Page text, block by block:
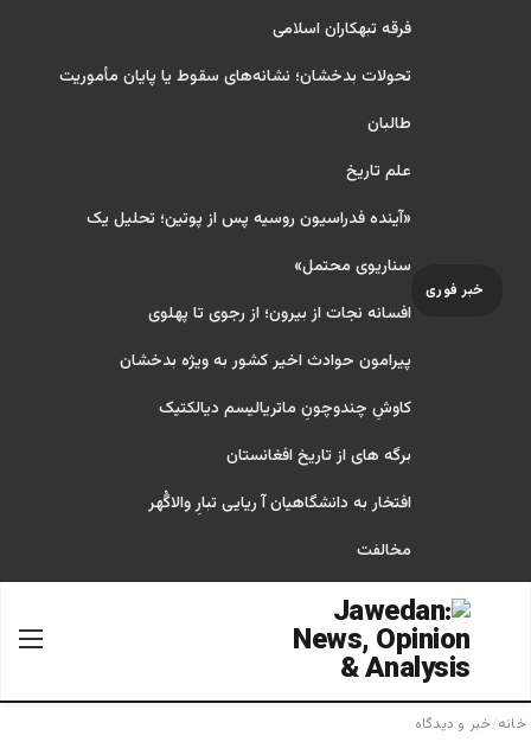
خبر فوری
فرقه تبهکاران اسلامی
تحولات بدخشان؛ نشانه‌های سقوط یا پایان مأموریت
طالبان
علم تاریخ
«آینده فدراسیون روسیه پس از پوتین؛ تحلیل یک
سناریوی محتمل»
افسانه نجات از بیرون؛ از رجوی تا پهلوی
پیرامون حوادث اخیر کشور به ویژه بدخشان
کاوشِ چندو‌چونِ ماتریالیسم دیالکتیک
برگه های از تاریخ افغانستان
افتخار به دانشگاهیان آ ریایی تبارِ والاگُهر
مخالفت
جستجو برای
خانه/خبر و دیدگاه